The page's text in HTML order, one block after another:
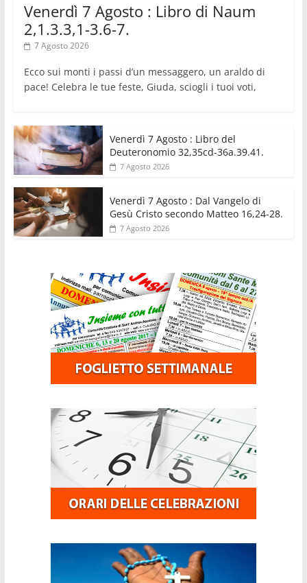
Venerdì 7 Agosto : Libro di Naum
2,1.3.3,1-3.6-7.
7 Agosto 2026
Ecco sui monti i passi d’un messaggero, un araldo di
pace! Celebra le tue feste, Giuda, sciogli i tuoi voti,
Venerdì 7 Agosto : Libro del
Deuteronomio 32,35cd-36a.39.41.
7 Agosto 2026
Venerdì 7 Agosto : Dal Vangelo di
Gesù Cristo secondo Matteo 16,24-28.
7 Agosto 2026